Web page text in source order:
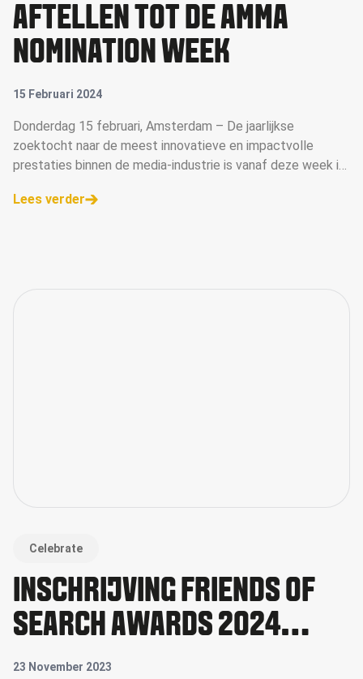
AFTELLEN TOT DE AMMA
NOMINATION WEEK
15 Februari 2024
Donderdag 15 februari, Amsterdam – De jaarlijkse
zoektocht naar de meest innovatieve en impactvolle
prestaties binnen de media-industrie is vanaf deze week in
Media Awards (AMMA Awards) is verstreken. Met de
Lees verder
Celebrate
INSCHRIJVING FRIENDS OF
SEARCH AWARDS 2024
GEOPEND
23 November 2023